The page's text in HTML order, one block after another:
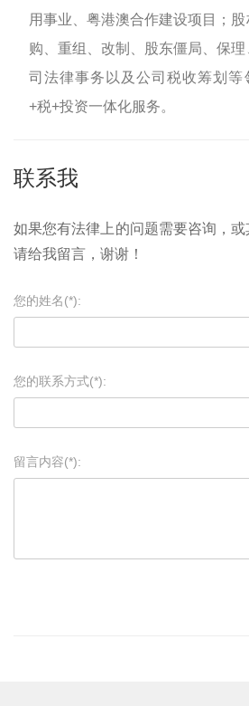
用事业、粤港澳合作建设项目；
购、重组、改制、股东僵局、保
司法律事务以及公司税收筹划
+税+投资一体化服务。
联系我
如果您有法律上的问题需要咨询，或
请给我留言，谢谢！
您的姓名(*):
您的联系方式(*):
留言内容(*):